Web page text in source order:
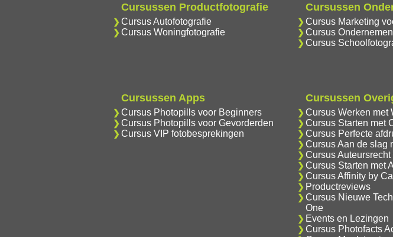
Cursussen Productfotografie
Cursus Autofotografie
Cursus Woningfotografie
Cursussen
Cursus Marketing
Cursus
Cursus
Cursussen Apps
Cursus Photopills voor Beginners
Cursus Photopills voor Gevorderden
Cursus VIP fotobesprekingen
Cursussen
Cursus Werken met
Cursus Starten met
Cursus Perfecte
Cursus Aan de slag
Cursus
Cursus Starten met
Cursus Affinity by
Productreviews
Cursus Nieuwe
One
Events en Lezingen
Cursus Photofacts